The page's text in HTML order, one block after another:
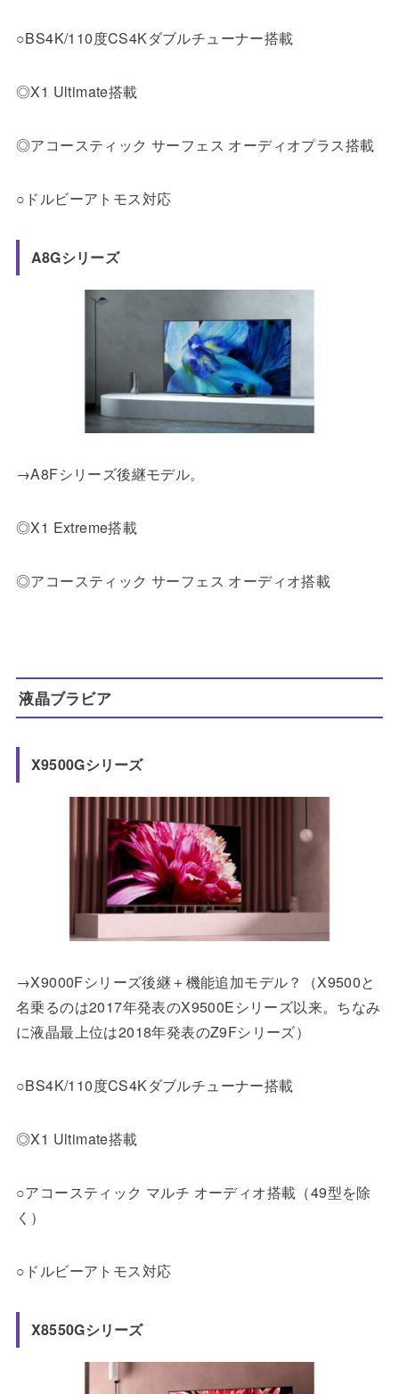
○BS4K/110度CS4Kダブルチューナー搭載
◎X1 Ultimate搭載
◎アコースティック サーフェス オーディオプラス搭載
○ドルビーアトモス対応
A8Gシリーズ
→A8Fシリーズ後継モデル。
◎X1 Extreme搭載
◎アコースティック サーフェス オーディオ搭載
液晶ブラビア
X9500Gシリーズ
→X9000Fシリーズ後継＋機能追加モデル？（X9500と
名乗るのは2017年発表のX9500Eシリーズ以来。ちなみ
に液晶最上位は2018年発表のZ9Fシリーズ）
○BS4K/110度CS4Kダブルチューナー搭載
◎X1 Ultimate搭載
○アコースティック マルチ オーディオ搭載（49型を除
く）
○ドルビーアトモス対応
X8550Gシリーズ